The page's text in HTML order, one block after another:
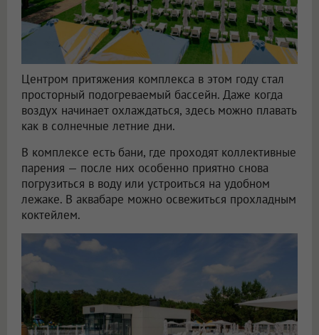
Центром притяжения комплекса в этом году стал
просторный подогреваемый бассейн. Даже когда
воздух начинает охлаждаться, здесь можно плавать
как в солнечные летние дни.
В комплексе есть бани, где проходят коллективные
парения — после них особенно приятно снова
погрузиться в воду или устроиться на удобном
лежаке. В аквабаре можно освежиться прохладным
коктейлем.